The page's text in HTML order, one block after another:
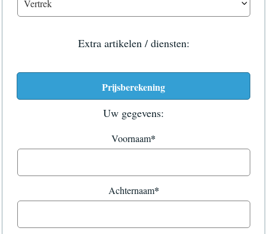
Extra artikelen / diensten:
Uw gegevens:
Voornaam*
Achternaam*